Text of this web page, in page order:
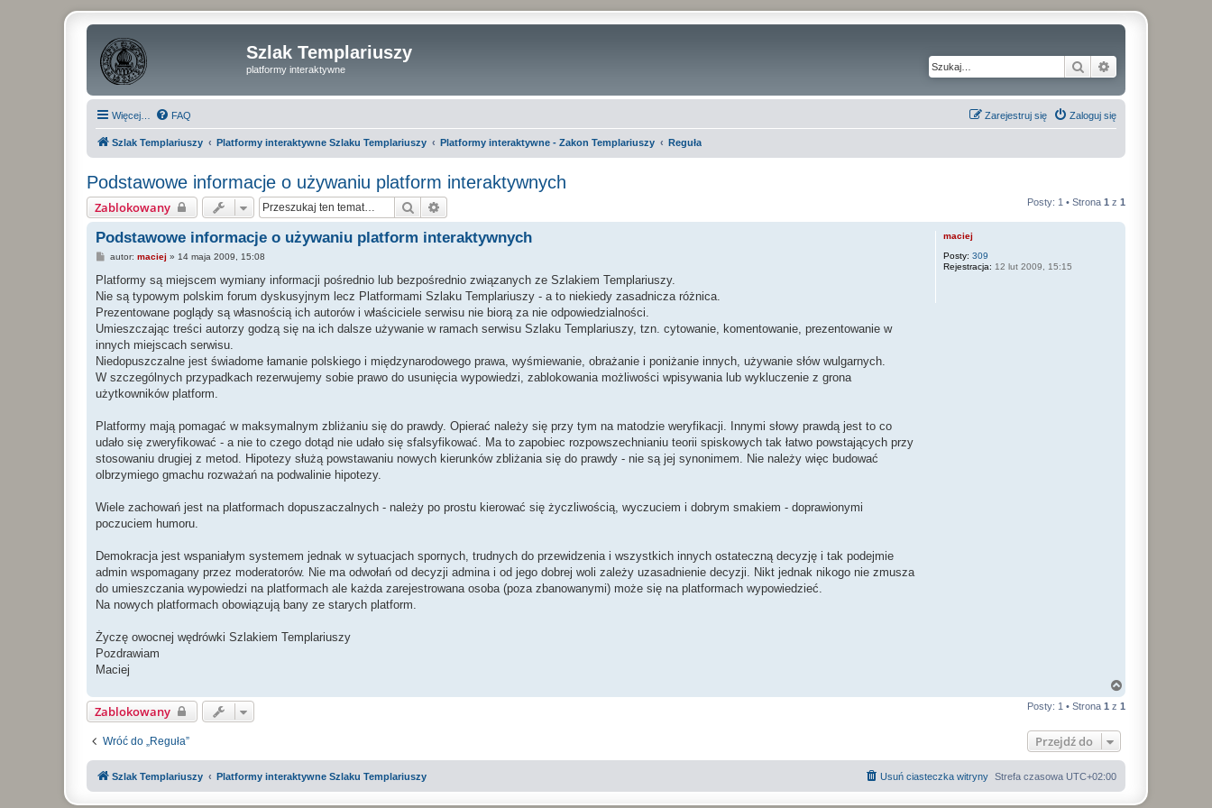
Szlak Templariuszy
platformy interaktywne Szukaj
Więcej… FAQ Zaloguj się
Zarejestruj się
Szlak Templariuszy Platformy interaktywne Szlaku Templariuszy Platformy interaktywne - Zakon Templariuszy Reguła
Podstawowe informacje o używaniu platform interaktywnych
Zablokowany Szukaj Posty: 1 • Strona 1 z 1
maciej
Posty: 309
Rejestracja: 12 lut 2009, 15:15
Podstawowe informacje o używaniu platform interaktywnych
P
s
autor: maciej » 14 maja 2009, 15:08
Platformy są miejscem wymiany informacji pośrednio lub bezpośrednio związanych ze Szlakiem Templariuszy.
Nie są typowym polskim forum dyskusyjnym lecz Platformami Szlaku Templariuszy - a to niekiedy zasadnicza różnica.
Prezentowane poglądy są własnością ich autorów i właściciele serwisu nie biorą za nie odpowiedzialności.
Umieszczając treści autorzy godzą się na ich dalsze używanie w ramach serwisu Szlaku Templariuszy, tzn. cytowanie, komentowanie, prezentowanie w
innych miejscach serwisu.
Niedopuszczalne jest świadome łamanie polskiego i międzynarodowego prawa, wyśmiewanie, obrażanie i poniżanie innych, używanie słów wulgarnych.
W szczególnych przypadkach rezerwujemy sobie prawo do usunięcia wypowiedzi, zablokowania możliwości wpisywania lub wykluczenie z grona
użytkowników platform.
Platformy mają pomagać w maksymalnym zbliżaniu się do prawdy. Opierać należy się przy tym na matodzie weryfikacji. Innymi słowy prawdą jest to co
udało się zweryfikować - a nie to czego dotąd nie udało się sfalsyfikować. Ma to zapobiec rozpowszechnianiu teorii spiskowych tak łatwo powstających przy
stosowaniu drugiej z metod. Hipotezy służą powstawaniu nowych kierunków zbliżania się do prawdy - nie są jej synonimem. Nie należy więc budować
olbrzymiego gmachu rozważań na podwalinie hipotezy.
Wiele zachowań jest na platformach dopuszaczalnych - należy po prostu kierować się życzliwością, wyczuciem i dobrym smakiem - doprawionymi
poczuciem humoru.
Demokracja jest wspaniałym systemem jednak w sytuacjach spornych, trudnych do przewidzenia i wszystkich innych ostateczną decyzję i tak podejmie
admin wspomagany przez moderatorów. Nie ma odwołań od decyzji admina i od jego dobrej woli zależy uzasadnienie decyzji. Nikt jednak nikogo nie zmusza
do umieszczania wypowiedzi na platformach ale każda zarejestrowana osoba (poza zbanowanymi) może się na platformach wypowiedzieć.
Na nowych platformach obowiązują bany ze starych platform.
Życzę owocnej wędrówki Szlakiem Templariuszy
Pozdrawiam
Maciej
g
Zablokowany Posty: 1 • Strona 1 z 1
Wróć do „Reguła” Przejdź do
Szlak Templariuszy Platformy interaktywne Szlaku Templariuszy Strefa czasowa UTC+02:00
Usuń ciasteczka witryny